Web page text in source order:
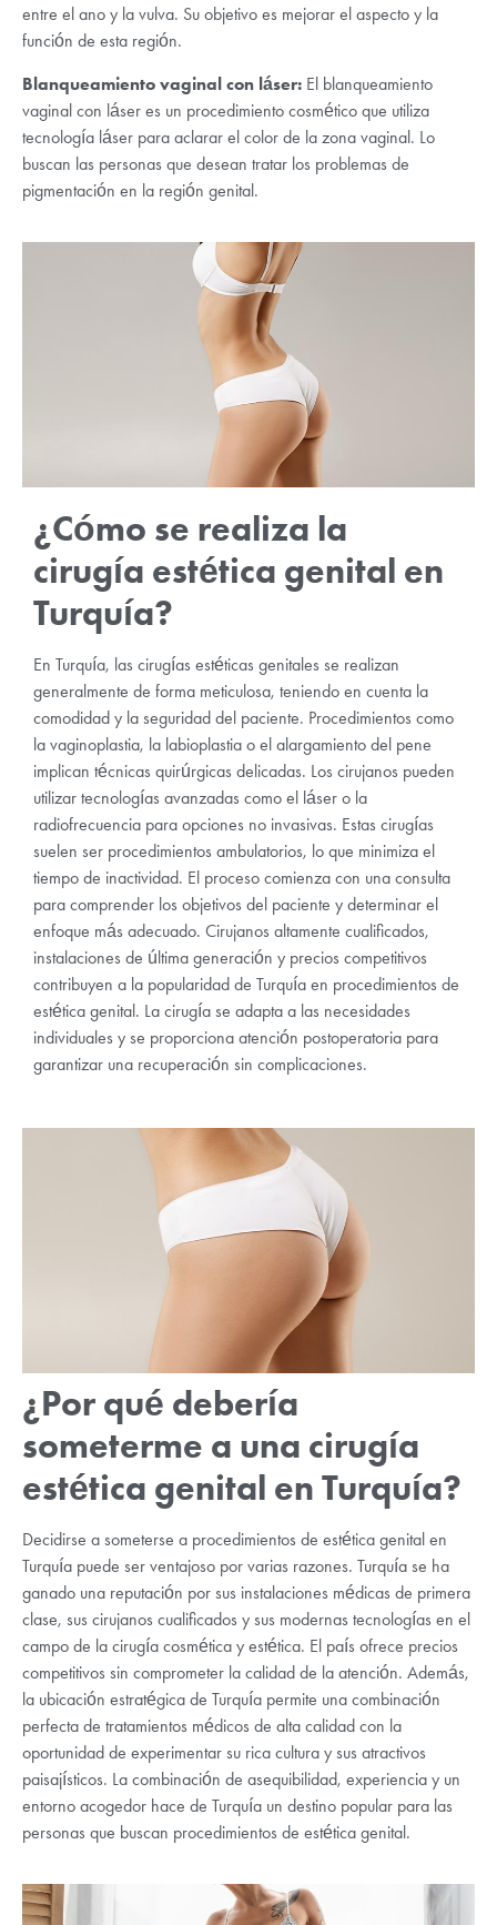
entre el ano y la vulva. Su objetivo es mejorar el aspecto y la
función de esta región.
Blanqueamiento vaginal con láser: El blanqueamiento
vaginal con láser es un procedimiento cosmético que utiliza
tecnología láser para aclarar el color de la zona vaginal. Lo
buscan las personas que desean tratar los problemas de
pigmentación en la región genital.
¿Cómo se realiza la
cirugía estética genital en
Turquía?
En Turquía, las cirugías estéticas genitales se realizan
generalmente de forma meticulosa, teniendo en cuenta la
comodidad y la seguridad del paciente. Procedimientos como
la vaginoplastia, la labioplastia o el alargamiento del pene
implican técnicas quirúrgicas delicadas. Los cirujanos pueden
utilizar tecnologías avanzadas como el láser o la
radiofrecuencia para opciones no invasivas. Estas cirugías
suelen ser procedimientos ambulatorios, lo que minimiza el
tiempo de inactividad. El proceso comienza con una consulta
para comprender los objetivos del paciente y determinar el
enfoque más adecuado. Cirujanos altamente cualificados,
instalaciones de última generación y precios competitivos
contribuyen a la popularidad de Turquía en procedimientos de
estética genital. La cirugía se adapta a las necesidades
individuales y se proporciona atención postoperatoria para
garantizar una recuperación sin complicaciones.
¿Por qué debería
someterme a una cirugía
estética genital en Turquía?
Decidirse a someterse a procedimientos de estética genital en
Turquía puede ser ventajoso por varias razones. Turquía se ha
ganado una reputación por sus instalaciones médicas de primera
clase, sus cirujanos cualificados y sus modernas tecnologías en el
campo de la cirugía cosmética y estética. El país ofrece precios
competitivos sin comprometer la calidad de la atención. Además,
la ubicación estratégica de Turquía permite una combinación
perfecta de tratamientos médicos de alta calidad con la
oportunidad de experimentar su rica cultura y sus atractivos
paisajísticos. La combinación de asequibilidad, experiencia y un
entorno acogedor hace de Turquía un destino popular para las
personas que buscan procedimientos de estética genital.